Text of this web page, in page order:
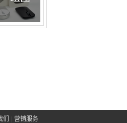
们 营销服务